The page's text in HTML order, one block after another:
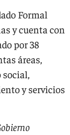
Formal
y cuenta con
por 38
áreas,
social,
y servicios